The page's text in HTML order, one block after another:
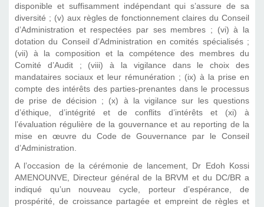
disponible et suffisamment indépendant qui s’assure de sa
diversité ; (v) aux règles de fonctionnement claires du Conseil
d’Administration et respectées par ses membres ; (vi) à la
dotation du Conseil d’Administration en comités spécialisés ;
(vii) à la composition et la compétence des membres du
Comité d’Audit ; (viii) à la vigilance dans le choix des
mandataires sociaux et leur rémunération ; (ix) à la prise en
compte des intérêts des parties-prenantes dans le processus
de prise de décision ; (x) à la vigilance sur les questions
d’éthique, d’intégrité et de conflits d’intérêts et (xi) à
l’évaluation régulière de la gouvernance et au reporting de la
mise en œuvre du Code de Gouvernance par le Conseil
d’Administration.
A l’occasion de la cérémonie de lancement, Dr Edoh Kossi
AMENOUNVE, Directeur général de la BRVM et du DC/BR a
indiqué qu’un nouveau cycle, porteur d’espérance, de
prospérité, de croissance partagée et empreint de règles et